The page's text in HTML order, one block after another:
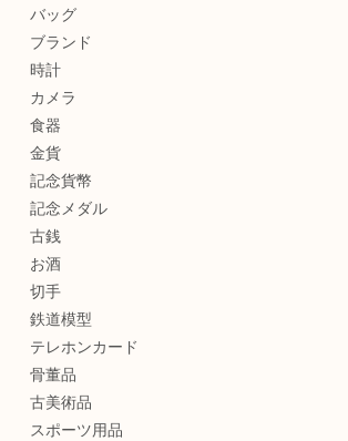
バッグ
ブランド
時計
カメラ
食器
金貨
記念貨幣
記念メダル
古銭
お酒
切手
鉄道模型
テレホンカード
骨董品
古美術品
スポーツ用品